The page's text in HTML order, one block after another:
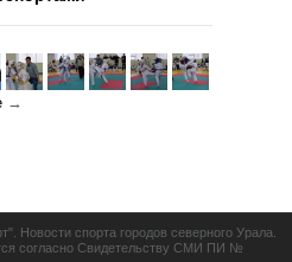
→
Новости спорта городов северного Урала.
согласно Свидетельству СМИ ПИ №